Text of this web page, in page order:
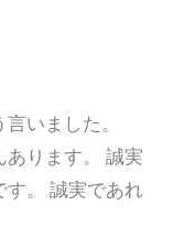
いました。
あります。 誠実
す。 誠実であれ